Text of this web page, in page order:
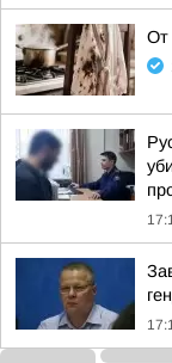
От